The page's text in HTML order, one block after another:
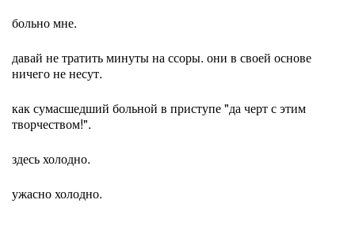
больно мне.
давай не тратить минуты на ссоры. они в своей основе
ничего не несут.
как сумасшедший больной в приступе "да черт с этим
творчеством!".
здесь холодно.
ужасно холодно.